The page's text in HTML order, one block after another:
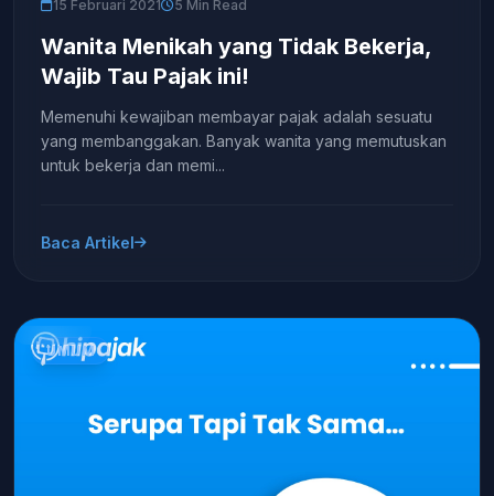
15 Februari 2021 5 Min Read
Wanita Menikah yang Tidak Bekerja,
Wajib Tau Pajak ini!
Memenuhi kewajiban membayar pajak adalah sesuatu
yang membanggakan. Banyak wanita yang memutuskan
untuk bekerja dan memi...
Baca Artikel
UMUM